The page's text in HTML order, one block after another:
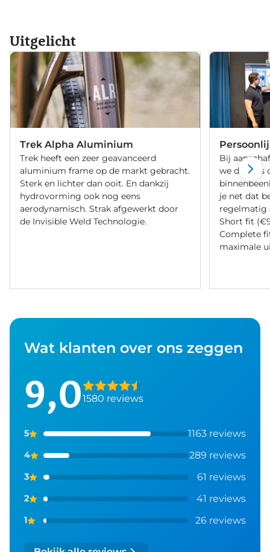
Uitgelicht
Trek Alpha Aluminium
Trek heeft een zeer geavanceerd
aluminium frame op de markt gebracht.
Sterk en lichter dan ooit. En dankzij
hydrovorming ook nog eens
aerodynamisch. Strak afgewerkt door
de Invisible Weld Technologie.
Bij
we de fiets
je net dat
regelmatig
Short fit
Complete
maximale
Wat klanten over ons zeggen
9,01580 reviews
5 1163 reviews
4 289 reviews
3 61 reviews
2 41 reviews
1 26 reviews